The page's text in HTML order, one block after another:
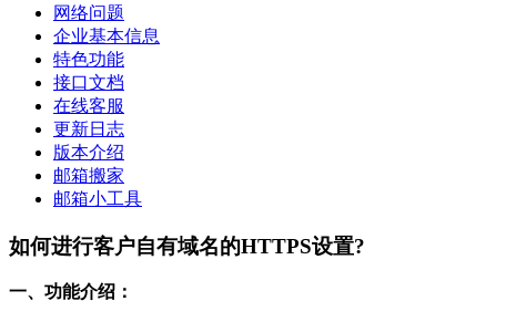
网络问题
企业基本信息
特色功能
接口文档
在线客服
更新日志
版本介绍
邮箱搬家
邮箱小工具
如何进行客户自有域名的HTTPS设置?
一、功能介绍：